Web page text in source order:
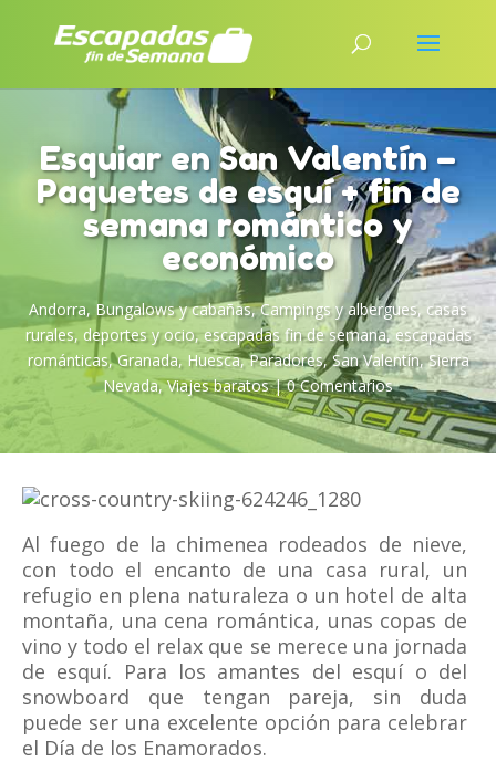
Esquiar en San Valentín –
Paquetes de esquí + fin de
semana romántico y
económico
Andorra, Bungalows y cabañas,Campings y albergues, casas
rurales, deportes y ocio, escapadas fin de semana, escapadas
románticas,Granada, Huesca,Paradores,San Valentín,Sierra
Nevada,Viajes baratos|0 Comentarios
Al fuego de la chimenea rodeados de nieve,
con todo el encanto de una casa rural, un
refugio en plena naturaleza o un hotel de alta
montaña, una cena romántica, unas copas de
vino y todo el relax que se merece una jornada
de esquí. Para los amantes del esquí o del
snowboard que tengan pareja, sin duda
puede ser una excelente opción para celebrar
el Día de los Enamorados.